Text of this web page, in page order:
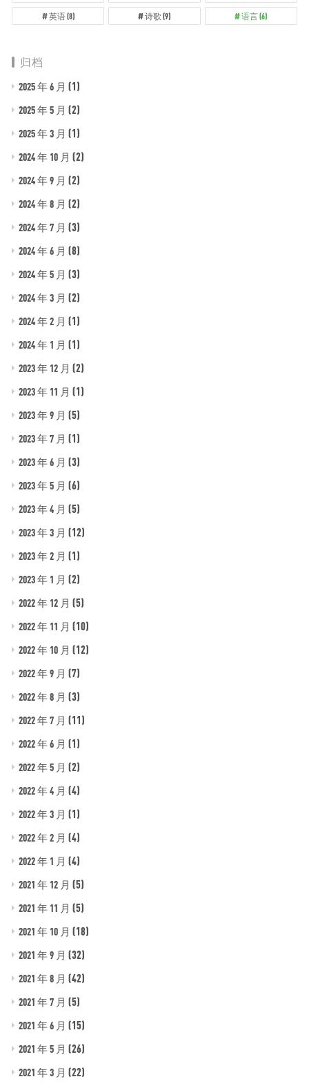
英语(8) 诗歌 (9) 语言(6)
归档
2025 年 6 月 (1)
2025 年 5 月 (2)
2025 年 3 月 (1)
2024 年 10 月 (2)
2024 年 9 月 (2)
2024 年 8 月 (2)
2024 年 7 月 (3)
2024 年 6 月 (8)
2024 年 5 月 (3)
2024 年 3 月 (2)
2024 年 2 月 (1)
2024 年 1 月 (1)
2023 年 12 月 (2)
2023 年 11 月 (1)
2023 年 9 月 (5)
2023 年 7 月 (1)
2023 年 6 月 (3)
2023 年 5 月 (6)
2023 年 4 月 (5)
2023 年 3 月 (12)
2023 年 2 月 (1)
2023 年 1 月 (2)
2022 年 12 月 (5)
2022 年 11 月 (10)
2022 年 10 月 (12)
2022 年 9 月 (7)
2022 年 8 月 (3)
2022 年 7 月 (11)
2022 年 6 月 (1)
2022 年 5 月 (2)
2022 年 4 月 (4)
2022 年 3 月 (1)
2022 年 2 月 (4)
2022 年 1 月 (4)
2021 年 12 月 (5)
2021 年 11 月 (5)
2021 年 10 月 (18)
2021 年 9 月 (32)
2021 年 8 月 (42)
2021 年 7 月 (5)
2021 年 6 月 (15)
2021 年 5 月 (26)
2021 年 3 月 (22)